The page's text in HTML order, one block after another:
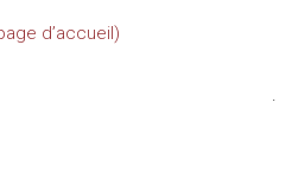
d’accueil)
.